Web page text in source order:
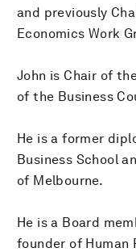
and previously
Economics Work
John is Chair of
of the Business
He is a former
Business School
of Melbourne.
He is a Board
founder of Human